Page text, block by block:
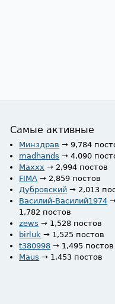
Самые активные
Минздрав → 9,784
madhands → 4,090
Maxxx → 2,994 постов
FIMA → 2,859 постов
Дубровский → 2,013
Василий-Василий1974
1,782 постов
zews → 1,528 постов
birluk → 1,525 постов
t380998 → 1,495 постов
Maus → 1,453 постов